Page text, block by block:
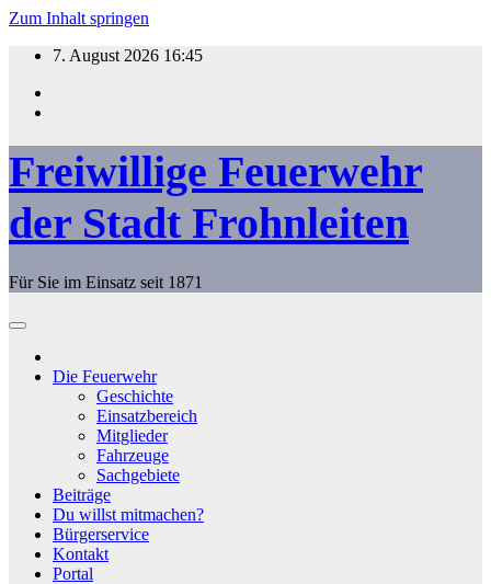
Zum Inhalt springen
7. August 2026 16:45
Freiwillige Feuerwehr
der Stadt Frohnleiten
Für Sie im Einsatz seit 1871
Die Feuerwehr
Geschichte
Einsatzbereich
Mitglieder
Fahrzeuge
Sachgebiete
Beiträge
Du willst mitmachen?
Bürgerservice
Kontakt
Portal